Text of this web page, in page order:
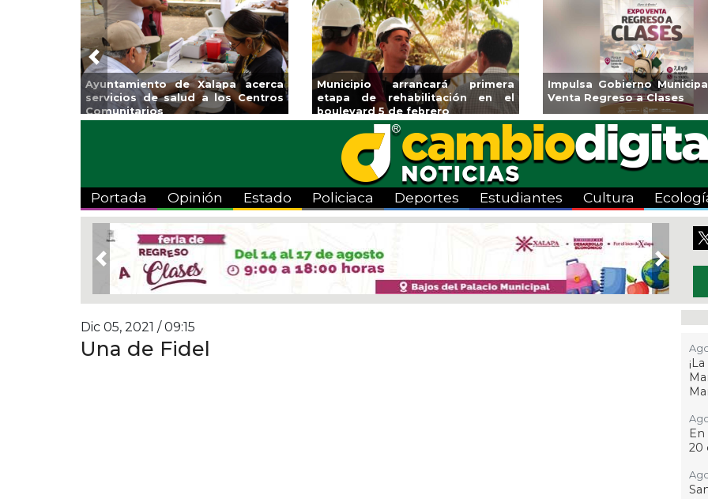
Ayuntamiento de Xalapa acerca
servicios de salud a los Centros
Comunitarios
Municipio arrancará primera
etapa de rehabilitación en el
boulevard 5 de febrero
Impulsa Gobierno
Venta Regreso a Clases
Previous
Portada Opinión Estado Policiaca Deportes Estudiantes Cultura
Previous Next
Dic 05, 2021 / 09:15
Una de Fidel
20